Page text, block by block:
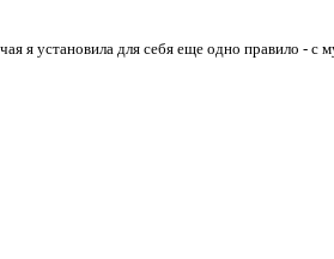
я установила для себя еще одно правило -